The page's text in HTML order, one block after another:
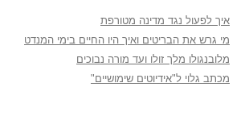
איך לפעול נגד מדינה מטורפת
מי גרש את הבריטים ואיך היו החיים בימי המנדט
מלובנגולו מלך זולו ועד מורה נבוכים
מכתב גלוי ל"אידיוטים שימושיים"